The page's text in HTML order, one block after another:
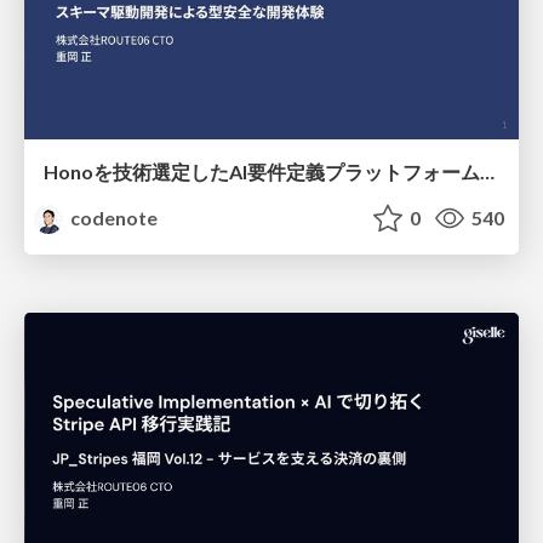
Honoを技術選定したAI要件定義プラットフォームAcsimでの意思決定
codenote
0 540